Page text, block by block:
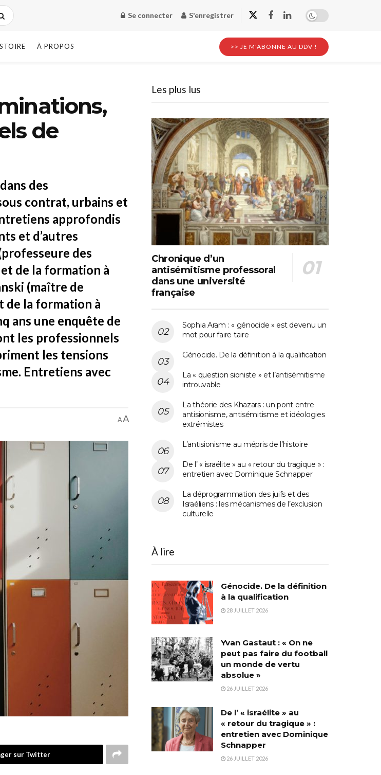
Se connecter S'enregistrer
À PROPOS >> JE M'ABONNE AU DDV !
de
des
contrat, urbains et
approfondis
et d’autres
des
de la formation à
(maître de
de la formation à
ans une enquête de
les professionnels
les tensions
Entretiens avec
AA
sur Twitter
Les plus lus
Chronique d’un
antisémitisme professoral
dans une université
française
Sophia Aram : « génocide » est devenu un
mot pour faire taire
Génocide. De la définition à la qualification
La « question sioniste » et l’antisémitisme
introuvable
La théorie des Khazars : un pont entre
antisionisme, antisémitisme et idéologies
extrémistes
L’antisionisme au mépris de l’histoire
De l’ « israélite » au « retour du tragique » :
entretien avec Dominique Schnapper
La déprogrammation des juifs et des
Israéliens : les mécanismes de l’exclusion
culturelle
À lire
Génocide. De la définition
à la qualification
28 JUILLET 2026
Yvan Gastaut : « On ne
peut pas faire du football
un monde de vertu
absolue »
26 JUILLET 2026
De l’ « israélite » au
« retour du tragique » :
entretien avec Dominique
Schnapper
26 JUILLET 2026